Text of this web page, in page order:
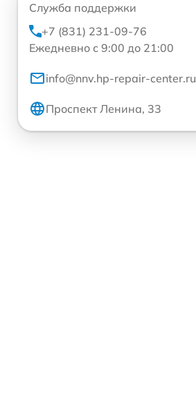
Служба поддержки
+7 (831) 231-09-76
Ежедневно с 9:00 до 21:00
info@nnv.hp-repair-center.ru
Проспект Ленина, 33